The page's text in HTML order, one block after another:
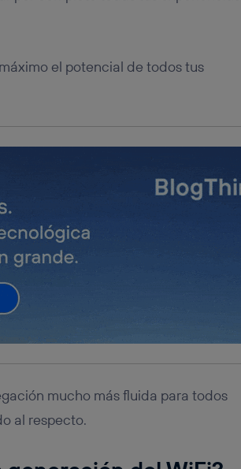
el potencial de todos tus
mucho más fluida para todos
al respecto.
el mismo identificador.
los miembros del hogar que